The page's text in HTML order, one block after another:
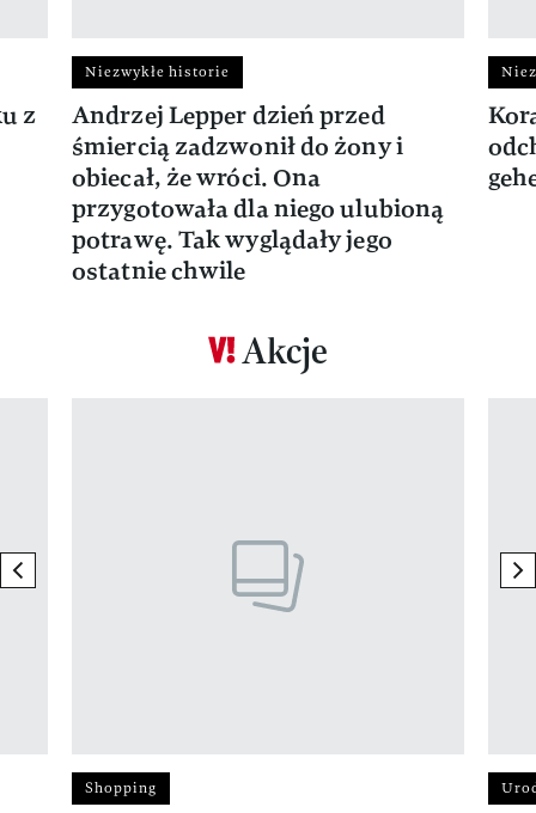
z
Niezwykłe historie
Andrzej Lepper dzień przed
śmiercią zadzwonił do żony i
obiecał, że wróci. Ona
przygotowała dla niego ulubioną
potrawę. Tak wyglądały jego
ostatnie chwile
Akcje
previous element
Shopping